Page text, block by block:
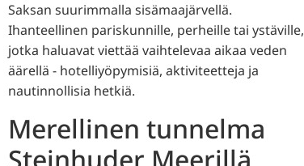
Saksan suurimmalla sisämaajärvellä.
Ihanteellinen pariskunnille, perheille tai ystäville,
jotka haluavat viettää vaihtelevaa aikaa veden
äärellä - hotelliyöpymisiä, aktiviteetteja ja
nautinnollisia hetkiä.
Merellinen tunnelma
Steinhuder Meerillä